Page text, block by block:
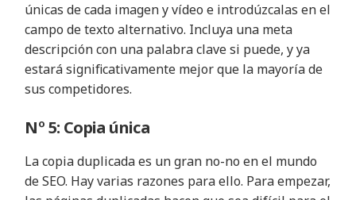
únicas de cada imagen y vídeo e introdúzcalas en el
campo de texto alternativo. Incluya una meta
descripción con una palabra clave si puede, y ya
estará significativamente mejor que la mayoría de
sus competidores.
Nº 5: Copia única
La copia duplicada es un gran no-no en el mundo
de SEO. Hay varias razones para ello. Para empezar,